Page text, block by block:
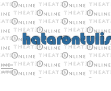
Toggle main menu visibility